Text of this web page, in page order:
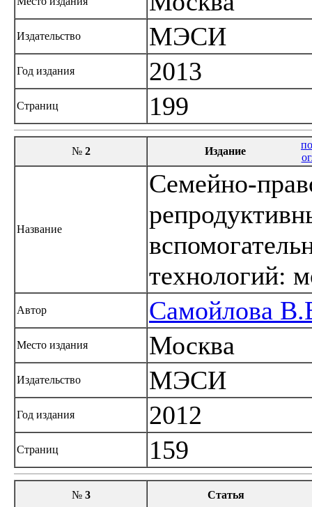
Издательство МЭСИ
Год издания 2013
Страниц 199
№ 2 Издание
Название
Семейно-
технологий:
Автор Самойлова
Место издания Москва
Издательство МЭСИ
Год издания 2012
Страниц 159
№ 3 Статья